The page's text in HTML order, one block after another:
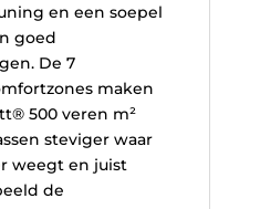
en een soepel
goed
De 7
maken
500 veren m²
steviger waar
weegt en juist
de